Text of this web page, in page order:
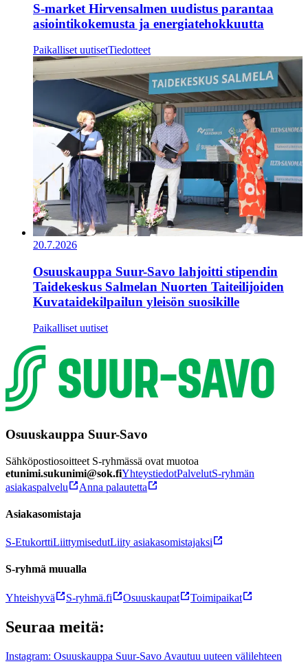
S-market Hirvensalmen uudistus parantaa
asiointikokemusta ja energiatehokkuutta
Paikalliset uutisetTiedotteet
20.7.2026
Osuuskauppa Suur-Savo lahjoitti stipendin
Taidekeskus Salmelan Nuorten Taiteilijoiden
Kuvataidekilpailun yleisön suosikille
Paikalliset uutiset
Osuuskauppa Suur-Savo
Sähköpostiosoitteet S-ryhmässä ovat muotoa
etunimi.sukunimi@sok.fiYhteystiedotPalvelutS-ryhmän
asiakaspalvelu
Anna palautetta
Asiakasomistaja
S-EtukorttiLiittymisedutLiity asiakasomistajaksi
S-ryhmä muualla
Yhteishyvä S-ryhmä.fi Osuuskaupat Toimipaikat
Seuraa meitä:
Instagram: Osuuskauppa Suur-Savo Avautuu uuteen välilehteen